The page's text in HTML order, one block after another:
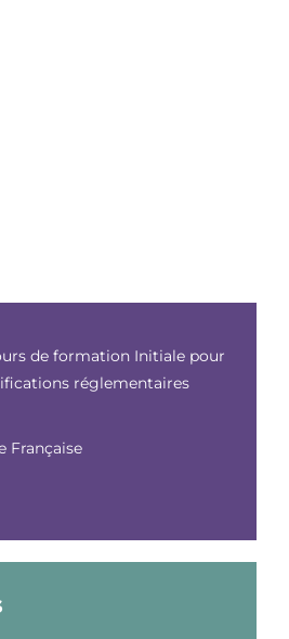
de formation Initiale pour
réglementaires
Française